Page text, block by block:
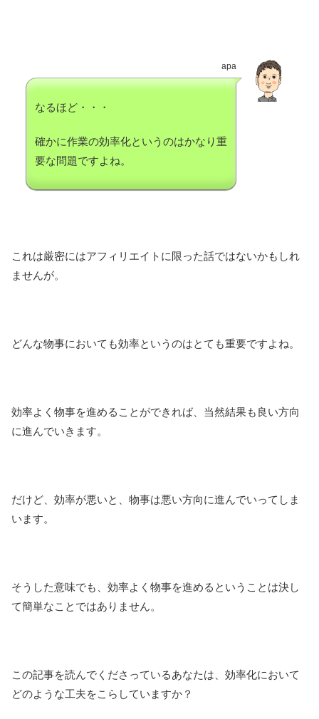
apa
なるほど・・・
確かに作業の効率化というのはかなり重
要な問題ですよね。
これは厳密にはアフィリエイトに限った話ではないかもしれ
ませんが。
どんな物事においても効率というのはとても重要ですよね。
効率よく物事を進めることができれば、当然結果も良い方向
に進んでいきます。
だけど、効率が悪いと、物事は悪い方向に進んでいってしま
います。
そうした意味でも、効率よく物事を進めるということは決し
て簡単なことではありません。
この記事を読んでくださっているあなたは、効率化において
どのような工夫をこらしていますか？